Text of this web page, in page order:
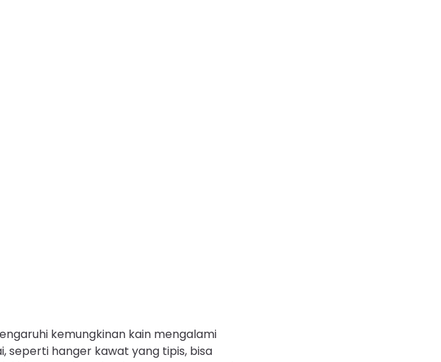
kemungkinan kain mengalami
seperti hanger kawat yang tipis, bisa